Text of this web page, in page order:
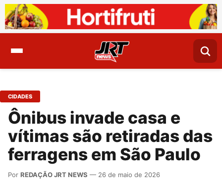
CIDADES
Ônibus invade casa e
vítimas são retiradas das
ferragens em São Paulo
Por REDAÇÃO JRT NEWS — 26 de maio de 2026